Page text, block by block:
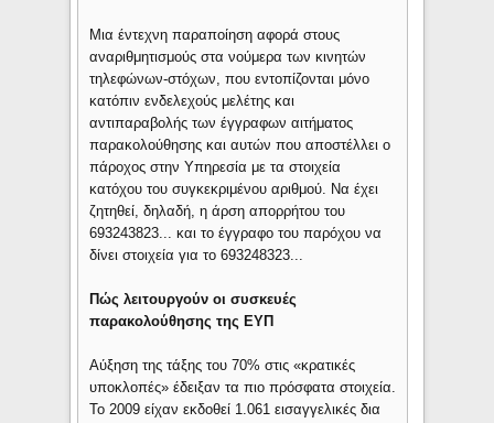
Μια έντεχνη παραποίηση αφορά στους
αναριθμητισμούς στα νούμερα των κινητών
τηλεφώνων-στόχων, που εντοπίζονται μόνο
κατόπιν ενδελεχούς μελέτης και
αντιπαραβολής των έγγραφων αιτήματος
παρακολούθησης και αυτών που αποστέλλει ο
πάροχος στην Υπηρεσία με τα στοιχεία
κατόχου του συγκεκριμένου αριθμού. Να έχει
ζητηθεί, δηλαδή, η άρση απορρήτου του
693243823... και το έγγραφο του παρόχου να
δίνει στοιχεία για το 693248323...
Πώς λειτουργούν οι συσκευές
παρακολούθησης της ΕΥΠ
Αύξηση της τάξης του 70% στις «κρατικές
υποκλοπές» έδειξαν τα πιο πρόσφατα στοιχεία.
Το 2009 είχαν εκδοθεί 1.061 εισαγγελικές δια